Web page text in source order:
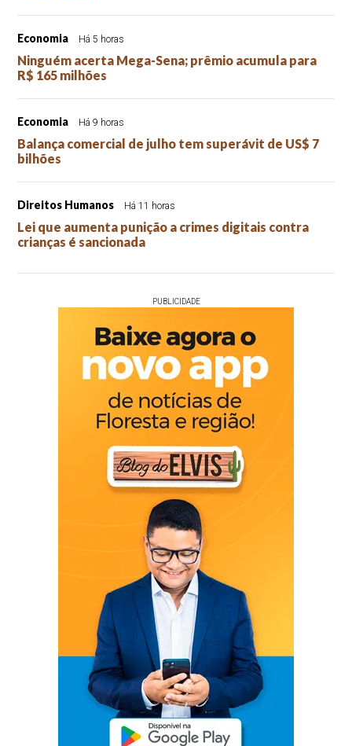
Economia Há 5 horas
Ninguém acerta Mega-Sena; prêmio acumula para
R$ 165 milhões
Economia Há 9 horas
Balança comercial de julho tem superávit de US$ 7
bilhões
Direitos Humanos Há 11 horas
Lei que aumenta punição a crimes digitais contra
crianças é sancionada
PUBLICIDADE